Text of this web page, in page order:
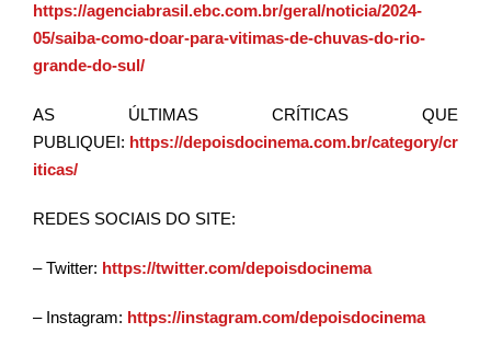
https://agenciabrasil.ebc.com.br/geral/noticia/2024-
05/saiba-como-doar-para-vitimas-de-chuvas-do-rio-
grande-do-sul/
AS ÚLTIMAS CRÍTICAS QUE
PUBLIQUEI: https://depoisdocinema.com.br/category/cr
iticas/
REDES SOCIAIS DO SITE:
– Twitter: https://twitter.com/depoisdocinema
– Instagram: https://instagram.com/depoisdocinema